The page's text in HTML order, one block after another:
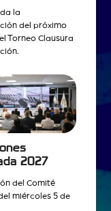
la
del próximo
Torneo Clausura
2027
del Comité
miércoles 5 de